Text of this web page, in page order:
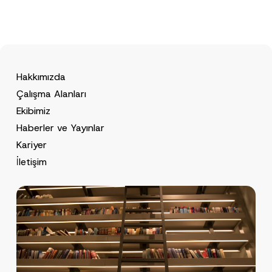
Hakkımızda
Çalışma Alanları
Ekibimiz
Haberler ve Yayınlar
Kariyer
İletişim